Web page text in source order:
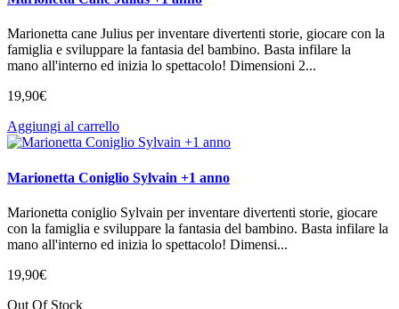
Marionetta cane Julius per inventare divertenti storie, giocare con la
famiglia e sviluppare la fantasia del bambino. Basta infilare la
mano all'interno ed inizia lo spettacolo! Dimensioni 2...
19,90€
Aggiungi al carrello
Marionetta Coniglio Sylvain +1 anno
Marionetta coniglio Sylvain per inventare divertenti storie, giocare
con la famiglia e sviluppare la fantasia del bambino. Basta infilare la
mano all'interno ed inizia lo spettacolo! Dimensi...
19,90€
Out Of Stock